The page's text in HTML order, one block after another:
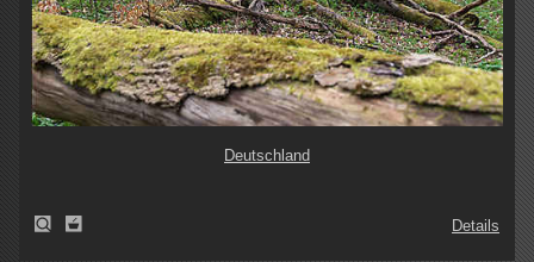
Deutschland
Details